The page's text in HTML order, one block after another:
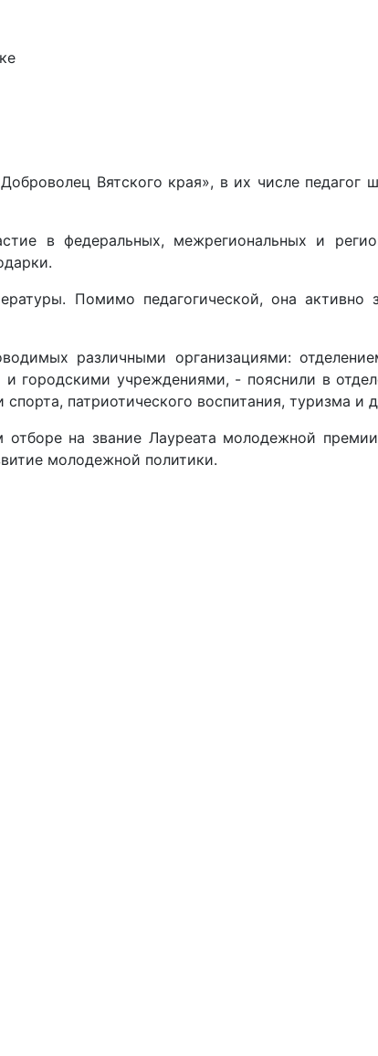
Вятского края», в их числе
в федеральных, межрегиональных и
Помимо педагогической, она активно
различными организациями:
городскими учреждениями, - пояснили в
патриотического воспитания, туризма и
на звание Лауреата молодежной
молодежной политики.